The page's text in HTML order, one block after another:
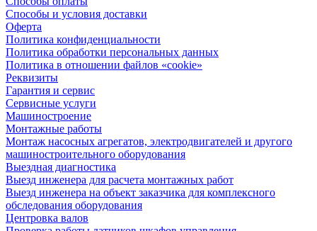
Способы и условия доставки
Оферта
Политика конфиденциальности
Политика обработки персональных данных
Политика в отношении файлов «cookie»
Реквизиты
Гарантия и сервис
Сервисные услуги
Машиностроение
Монтажные работы
Монтаж насосных агрегатов, электродвигателей и другого
машиностроительного оборудования
Выездная диагностика
Выезд инженера для расчета монтажных работ
Выезд инженера на объект заказчика для комплексного
обследования оборудования
Центровка валов